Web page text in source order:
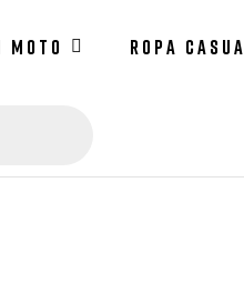
MOTO ROPA